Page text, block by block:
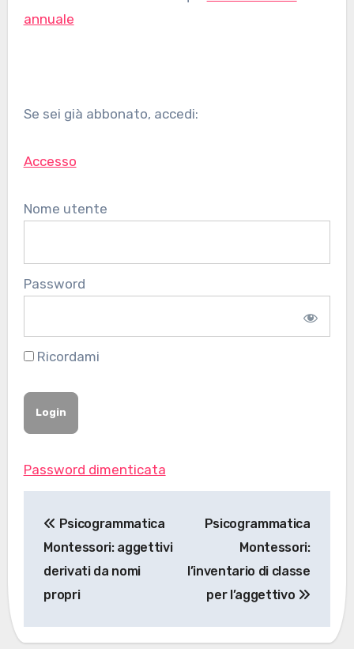
annuale
Se sei già abbonato, accedi:
Accesso
Nome utente
Password
Ricordami
Password dimenticata
articoli
Psicogrammatica
Montessori: aggettivi
derivati da nomi
propri
Psicogrammatica
Montessori:
l’inventario di classe
per l’aggettivo